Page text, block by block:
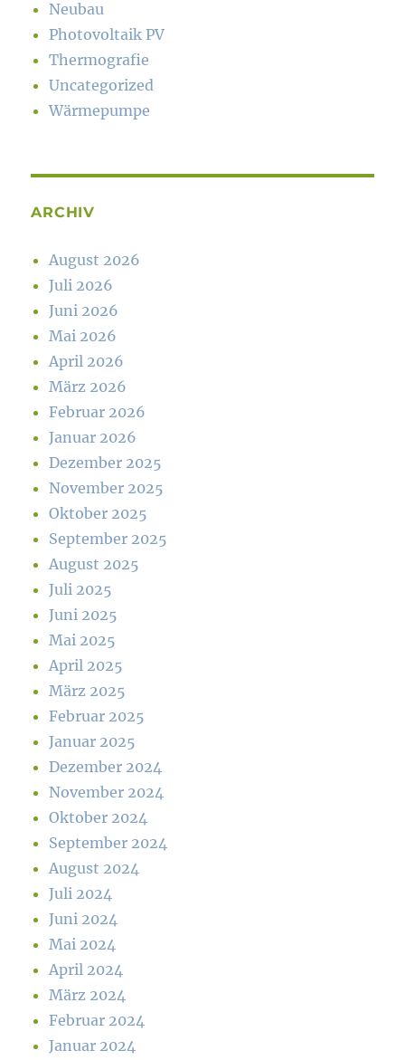
Neubau
Photovoltaik PV
Thermografie
Uncategorized
Wärmepumpe
ARCHIV
August 2026
Juli 2026
Juni 2026
Mai 2026
April 2026
März 2026
Februar 2026
Januar 2026
Dezember 2025
November 2025
Oktober 2025
September 2025
August 2025
Juli 2025
Juni 2025
Mai 2025
April 2025
März 2025
Februar 2025
Januar 2025
Dezember 2024
November 2024
Oktober 2024
September 2024
August 2024
Juli 2024
Juni 2024
Mai 2024
April 2024
März 2024
Februar 2024
Januar 2024